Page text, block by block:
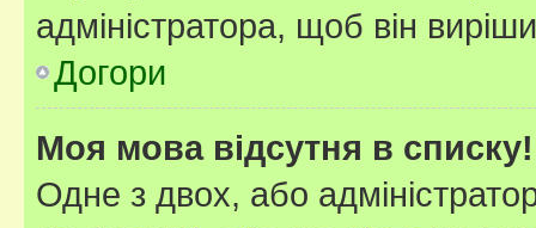
адміністратора, щоб він
Догори
Моя мова відсутня в списку!
Одне з двох, або